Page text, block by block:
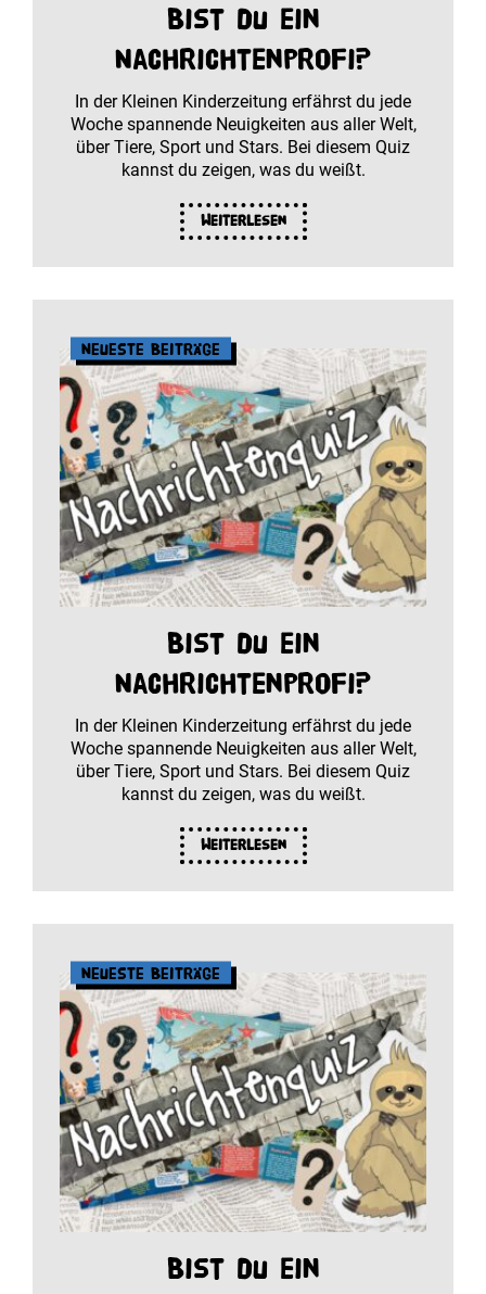
Bist du ein
Nachrichtenprofi?
In der Kleinen Kinderzeitung erfährst du jede
Woche spannende Neuigkeiten aus aller Welt,
über Tiere, Sport und Stars. Bei diesem Quiz
kannst du zeigen, was du weißt.
Weiterlesen
Neueste Beiträge
Bist du ein
Nachrichtenprofi?
In der Kleinen Kinderzeitung erfährst du jede
Woche spannende Neuigkeiten aus aller Welt,
über Tiere, Sport und Stars. Bei diesem Quiz
kannst du zeigen, was du weißt.
Weiterlesen
Neueste Beiträge
Bist du ein